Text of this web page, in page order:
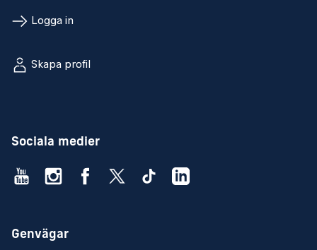
Logga in
Skapa profil
Sociala medier
Genvägar